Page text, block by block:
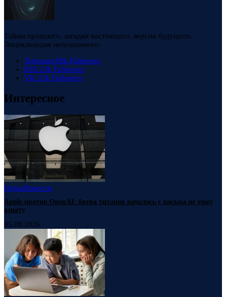
Тайны прошлого, загадки настоящего, версии будущего.
Энциклопедия непознанного.
Telegram 88k Followers
RSS 23k Followers
VK 23k Followers
Интересное
НаукаНовости
Apple против OpenAI: битва титанов началась с письма не тому
азиату
05.08.2026